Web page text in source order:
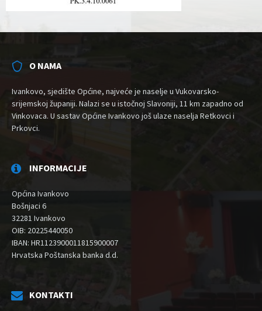
O NAMA
Ivankovo, sjedište Općine, najveće je naselje u Vukovarsko-
srijemskoj županiji. Nalazi se u istočnoj Slavoniji, 11 km zapadno od
Vinkovaca. U sastav Općine Ivankovo još ulaze naselja Retkovci i
Prkovci.
INFORMACIJE
Općina Ivankovo
Bošnjaci 6
32281 Ivankovo
OIB: 20225440050
IBAN: HR1123900011815900007
Hrvatska Poštanska banka d.d.
KONTAKTI